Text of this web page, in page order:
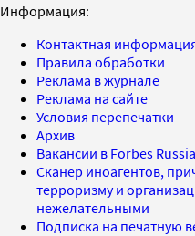
Информация:
Контактная
Правила обработки
Реклама в журнале
Реклама на сайте
Условия перепечатки
Архив
Вакансии в Forbes Russia
Сканер иноагентов,
терроризму и
нежелательными
Подписка на печатную